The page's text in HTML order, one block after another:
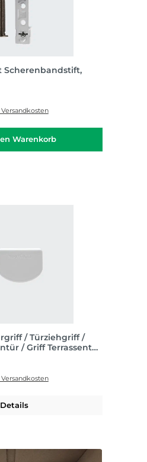
Scherenbandstift,
Warenkorb
/ Türziehgriff /
/ Griff Terrassentür
Details